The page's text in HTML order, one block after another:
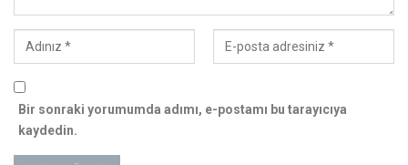
Bir sonraki yorumumda adımı, e-postamı bu tarayıcıya
kaydedin.